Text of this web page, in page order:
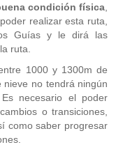
condición física,
realizar esta ruta,
Guías y le dirá las
ruta.
1000 y 1300m de
no tendrá ningún
necesario el poder
o transiciones,
como saber progresar